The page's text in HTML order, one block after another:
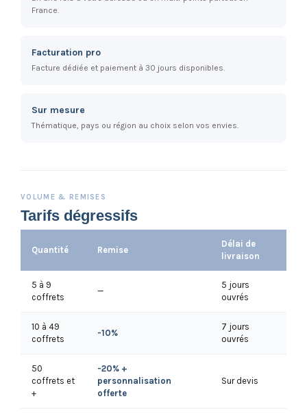
France.
Facturation pro
Facture dédiée et paiement à 30 jours disponibles.
Sur mesure
Thématique, pays ou région au choix selon vos envies.
VOLUME & REMISES
Tarifs dégressifs
Quantité Remise
Délai de
livraison
5 à 9
coffrets
—
5 jours
ouvrés
10 à 49
coffrets
-10%
7 jours
ouvrés
50
coffrets et
+
-20% +
personnalisation
offerte
Sur devis